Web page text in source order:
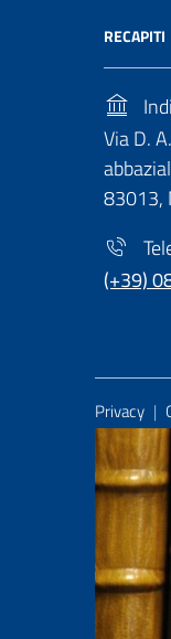
RECAPITI
Via D.
83013,
(+39)
Privacy |